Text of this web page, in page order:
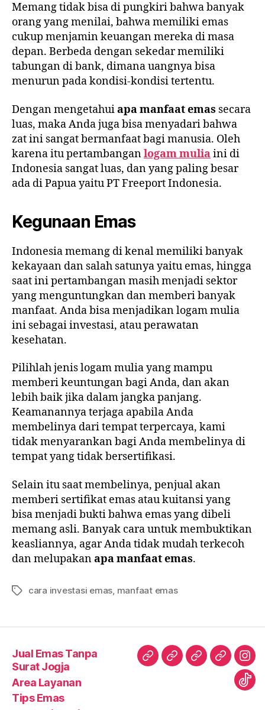
Memang tidak bisa di pungkiri bahwa banyak
orang yang menilai, bahwa memiliki emas
cukup menjamin keuangan mereka di masa
depan. Berbeda dengan sekedar memiliki
tabungan di bank, dimana uangnya bisa
menurun pada kondisi-kondisi tertentu.
Dengan mengetahuiapa manfaat emas secara
luas, maka Anda juga bisa menyadari bahwa
zat ini sangat bermanfaat bagi manusia. Oleh
karena itu pertambanganlogam muliaini di
Indonesia sangat luas, dan yang paling besar
ada di Papua yaitu PT Freeport Indonesia.
Kegunaan Emas
Indonesia memang di kenal memiliki banyak
kekayaan dan salah satunya yaitu emas, hingga
saat ini pertambangan masih menjadi sektor
yang menguntungkan dan memberi banyak
manfaat. Anda bisa menjadikan logam mulia
ini sebagai investasi, atau perawatan
kesehatan.
Pilihlah jenis logam mulia yang mampu
memberi keuntungan bagi Anda, dan akan
lebih baik jika dalam jangka panjang.
Keamanannya terjaga apabila Anda
membelinya dari tempat terpercaya, kami
tidak menyarankan bagi Anda membelinya di
tempat yang tidak bersertifikasi.
Selain itu saat membelinya, penjual akan
memberi sertifikat emas atau kuitansi yang
bisa menjadi bukti bahwa emas yang dibeli
memang asli. Banyak cara untuk membuktikan
keasliannya, agar Anda tidak mudah terkecoh
dan melupakanapa manfaat emas.
Tag cara investasi emas, manfaat emas
Jual Emas Tanpa
Surat Jogja
Area Layanan
Tips Emas
Jual AreaTips Hubungi
kami
Tik